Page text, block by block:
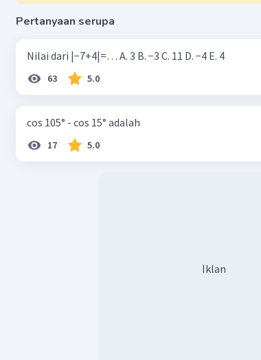
Pertanyaan serupa
Nilai dari |−7+4|=… A. 3 B. −3 C. 11 D. −4 E. 4
63 5.0
cos 105° - cos 15° adalah
17 5.0
Iklan